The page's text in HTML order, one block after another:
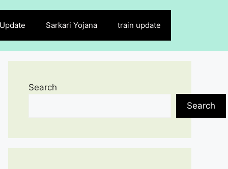
Sarkari Yojana train update
Search
Search